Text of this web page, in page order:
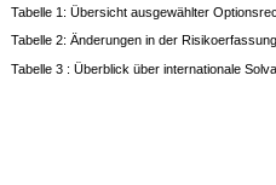
Tabelle 1: Übersicht ausgewählter
Tabelle 2: Änderungen in der
Tabelle 3 : Überblick über internationale